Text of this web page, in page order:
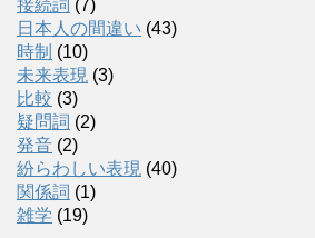
接続詞 (7)
日本人の間違い (43)
時制 (10)
未来表現 (3)
比較 (3)
疑問詞 (2)
発音 (2)
紛らわしい表現 (40)
関係詞 (1)
雑学 (19)